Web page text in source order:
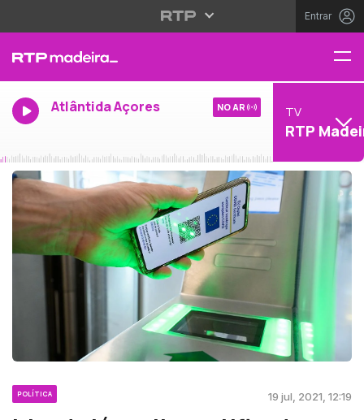
Entrar
Atlântida Açores NO AR TV
RTP
POLÍTICA 19 jul, 2021, 12:19